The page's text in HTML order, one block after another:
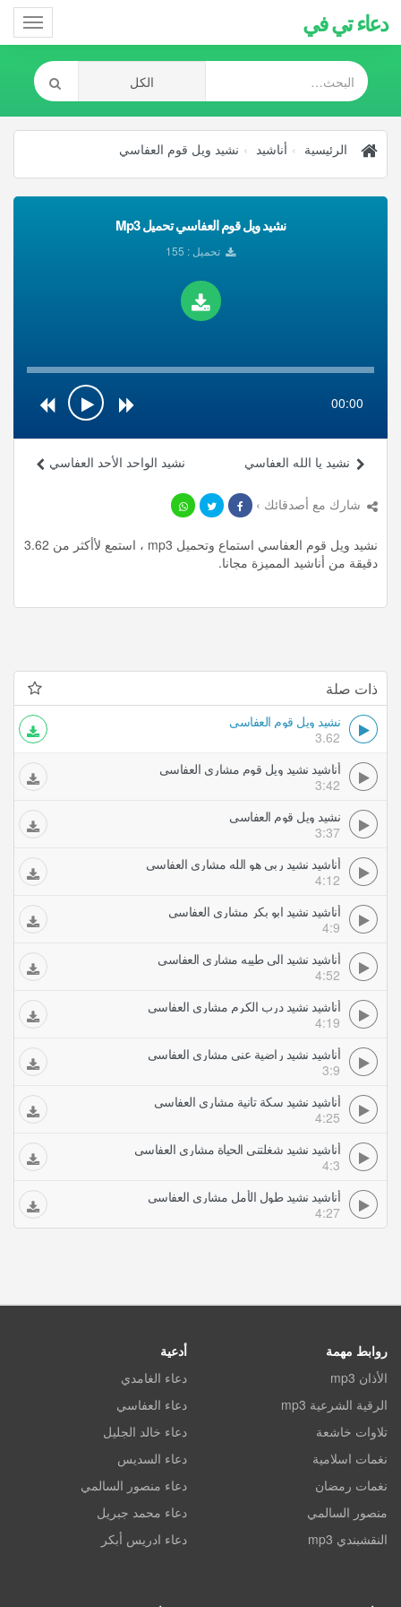
دعاء تي في
الرئيسية أناشيد نشيد ويل قوم العفاسي
نشيد ويل قوم العفاسي تحميل Mp3
تحميل : 155
00:00
نشيد الواحد الأحد العفاسي نشيد يا الله العفاسي
شارك مع أصدقائك ›
نشيد ويل قوم العفاسي استماع وتحميل mp3 ، استمع لأأكثر من 3.62
دقيقة من أناشيد المميزة مجانا.
ذات صلة
نشيد ويل قوم العفاسي
3.62
أناشيد نشيد ويل قوم مشاري العفاسي
3:42
نشيد ويل قوم العفاسي
3:37
أناشيد نشيد ربي هو الله مشاري العفاسي
4:12
أناشيد نشيد ابو بكر مشاري العفاسي
4:9
أناشيد نشيد الى طيبه مشاري العفاسي
4:52
أناشيد نشيد درب الكرم مشاري العفاسي
4:19
أناشيد نشيد راضية عني مشاري العفاسي
3:9
أناشيد نشيد سكة تانية مشاري العفاسي
4:25
أناشيد نشيد شغلتني الحياة مشاري العفاسي
4:3
أناشيد نشيد طول الأمل مشاري العفاسي
4:27
روابط مهمة
الأذان mp3
الرقية الشرعية mp3
تلاوات خاشعة
نغمات اسلامية
نغمات رمضان
منصور السالمي
النقشبندي mp3
أدعية
دعاء الغامدي
دعاء العفاسي
دعاء خالد الجليل
دعاء السديس
دعاء منصور السالمي
دعاء محمد جبريل
دعاء ادريس أبكر